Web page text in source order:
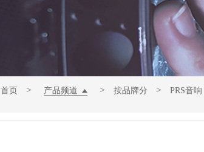
首页 > 产品频道 > 按品牌分 > PRS音响